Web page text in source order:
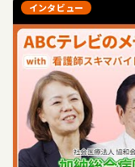
インタビュー